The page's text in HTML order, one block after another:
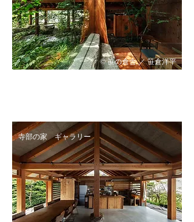
© 笹の倉舎 ／笹倉洋平
寺部の家 ギャラリー